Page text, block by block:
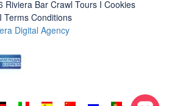
Riviera Bar Crawl Tours I Cookies
I Terms Conditions
Digital Agency